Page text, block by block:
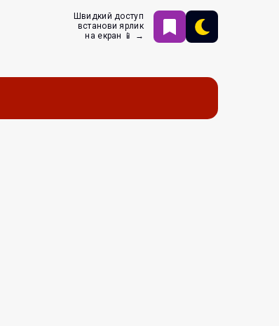
Швидкий доступ
встанови ярлик
на екран 📱 →